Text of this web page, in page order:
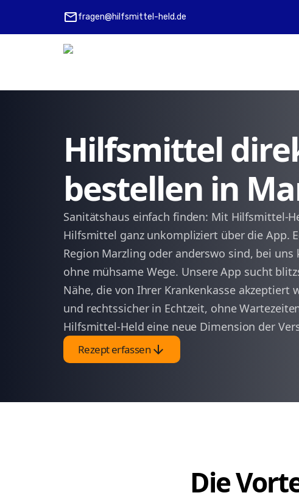
mailfragen@hilfsmittel-held.de
Hilfsmittel
bestellen in
Sanitätshaus einfach finden: Mit Hilfsmittel-
Hilfsmittel ganz unkompliziert über die App.
Region Marzling oder anderswo sind, bei uns
ohne mühsame Wege. Unsere App sucht
Nähe, die von Ihrer Krankenkasse akzeptiert
und rechtssicher in Echtzeit, ohne
Hilfsmittel-Held eine neue Dimension der
Rezept erfassenarrow_downward
Die